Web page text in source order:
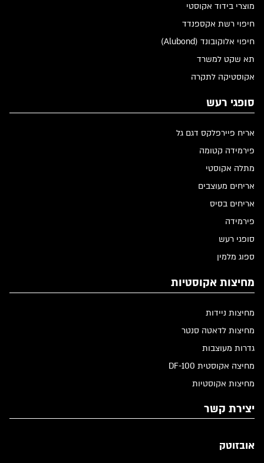
מוצרי בידוד אקוסטי
חיפוי רשת אקספנדד
חיפוי אלוקובונד (Alubond)
תא שקט למשרד
אקוסטיקה לתקרה
סופגי רעש
אריח פיירפלקס דגם גל
פירמידה קטומה
מתלה אקוסטי
אריחים מעוצבים
אריחים בסיס
פירמידה
סופגי רעש
ספוג מלמין
מחיצות אקוסטיות
מחיצות ניידות
מחיצות לדאטה סנטר
גדרות מעוצבות
מחיצה אקוסטית DF-100
מחיצות אקוסטיות
יצירת קשר
אובזוטק